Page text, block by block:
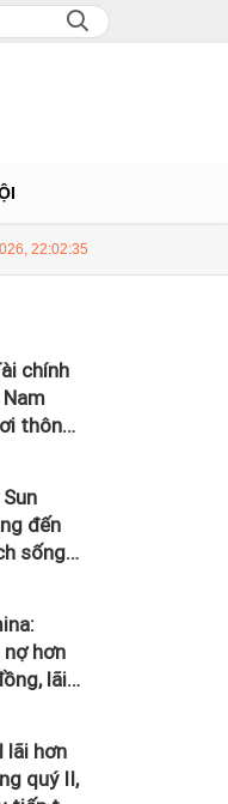
UBCKNN hủy tư
22:02:36
chính
thông
đến
sống
nợ hơn
lãi
lãi hơn
quý II,